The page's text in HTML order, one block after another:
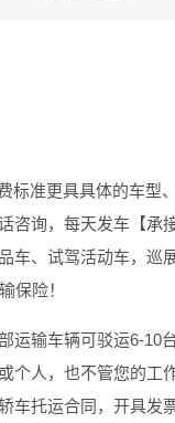
准更具具体的车型
咨询，每天发车【承
车、试驾活动车，巡
保险！
运输车辆可驳运6-10
个人，也不管您的工
车托运合同，开具发